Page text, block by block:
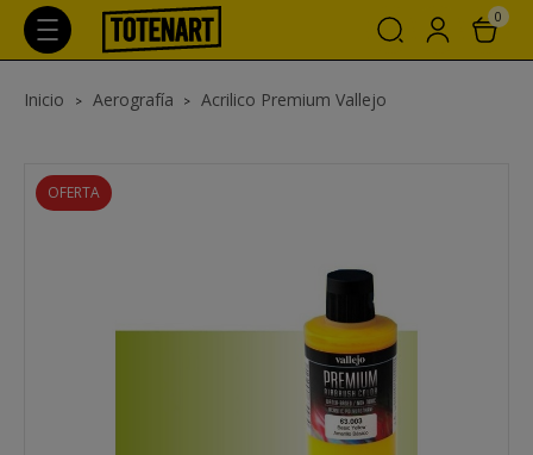
0
Inicio Aerografía Acrilico Premium Vallejo
OFERTA